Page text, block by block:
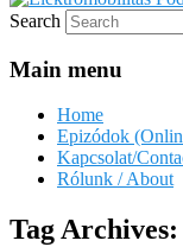
Search
Main menu
Home
Epizódok
Kapcsolat/
Rólunk / About
Tag Archives: